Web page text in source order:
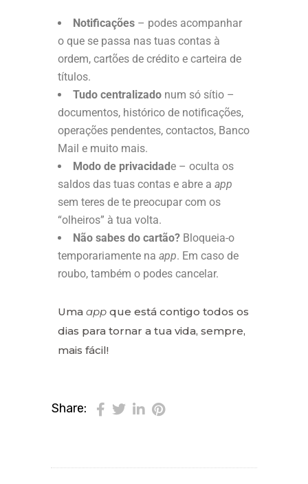
Notificações – podes acompanhar
o que se passa nas tuas contas à
ordem, cartões de crédito e carteira de
títulos.
Tudo centralizado num só sítio –
documentos, histórico de notificações,
operações pendentes, contactos, Banco
Mail e muito mais.
Modo de privacidade – oculta os
saldos das tuas contas e abre a app
sem teres de te preocupar com os
“olheiros” à tua volta.
Não sabes do cartão? Bloqueia-o
temporariamente na app. Em caso de
roubo, também o podes cancelar.
Uma app que está contigo todos os
dias para tornar a tua vida, sempre,
mais fácil!
Share: